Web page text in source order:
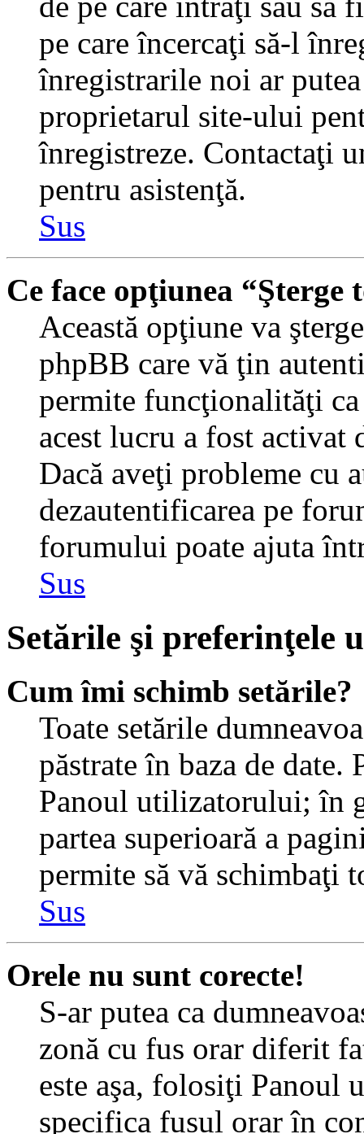
pe care încercaţi să-l
înregistrarile noi ar
proprietarul site-ului
înregistreze. Contactaţi
pentru asistenţă.
Sus
Ce face opţiunea
Această opţiune va
phpBB care vă ţin
permite funcţionalităţi
acest lucru a fost
Dacă aveţi probleme cu
dezautentificarea pe
forumului poate ajuta
Sus
Setările şi preferinţele
Cum îmi schimb setările?
Toate setările
păstrate în baza de
Panoul utilizatorului; în
partea superioară a
permite să vă schimbaţi
Sus
Orele nu sunt corecte!
S-ar putea ca
zonă cu fus orar diferit
este aşa, folosiţi Panoul
specifica fusul orar în